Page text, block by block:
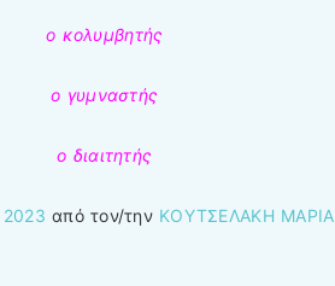
ο κολυμβητής
ο γυμναστής
ο διαιτητής
2023 από τον/την ΚΟΥΤΣΕΛΑΚΗ ΜΑΡΙΑ